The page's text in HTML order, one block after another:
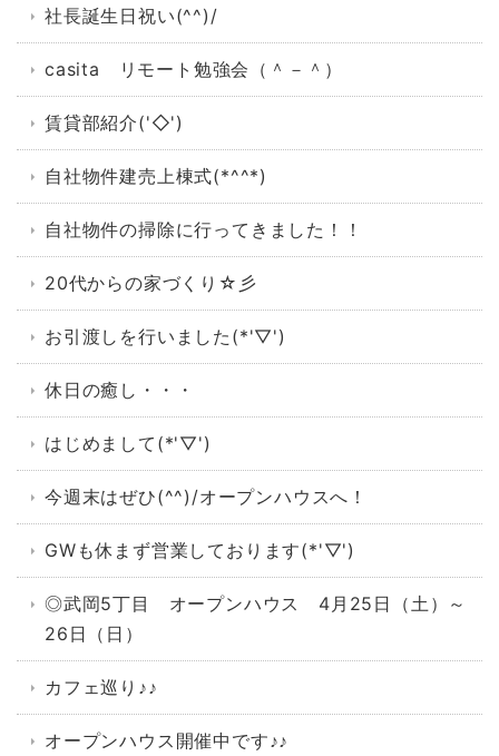
社長誕生日祝い(^^)/
casita リモート勉強会（＾－＾）
賃貸部紹介('◇')ゞ
自社物件建売上棟式(*^^*)
自社物件の掃除に行ってきました！！
20代からの家づくり☆彡
お引渡しを行いました(*'▽')
休日の癒し・・・
はじめまして(*'▽')
今週末はぜひ(^^)/オープンハウスへ！
GWも休まず営業しております(*'▽')
◎武岡5丁目 オープンハウス 4月25日（土）～
26日（日）
カフェ巡り♪♪
オープンハウス開催中です♪♪